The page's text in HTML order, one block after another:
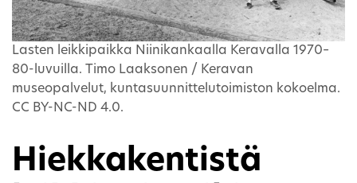
Lasten leikkipaikka Niinikankaalla Keravalla 1970–
80-luvuilla. Timo Laaksonen / Keravan
museopalvelut, kuntasuunnittelutoimiston kokoelma.
CC BY-NC-ND 4.0.
Hiekkakentistä